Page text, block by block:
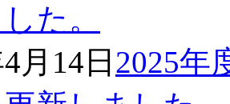
た。
月14日 2025年